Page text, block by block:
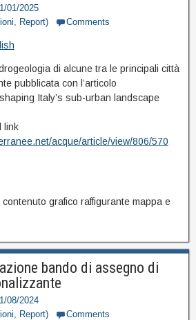
01/2025
Report)
Comments
di alcune tra le principali città
pubblicata con l’articolo
Italy’s sub-urban landscape
link
acque/article/view/806/570
bando di assegno di
08/2024
Report)
Comments